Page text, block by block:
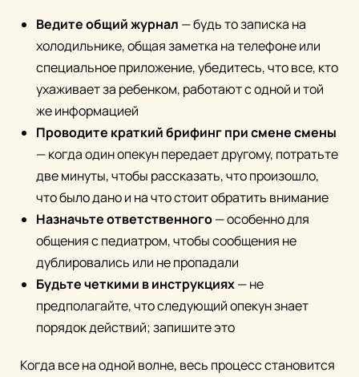
Ведите общий журнал — будь то записка на
холодильнике, общая заметка на телефоне или
специальное приложение, убедитесь, что все, кто
ухаживает за ребенком, работают с одной и той
же информацией
Проводите краткий брифинг при смене смены
— когда один опекун передает другому, потратьте
две минуты, чтобы рассказать, что произошло,
что было дано и на что стоит обратить внимание
Назначьте ответственного— особенно для
общения с педиатром, чтобы сообщения не
дублировались или не пропадали
Будьте четкими в инструкциях— не
предполагайте, что следующий опекун знает
порядок действий; запишите это
Когда все на одной волне, весь процесс становится